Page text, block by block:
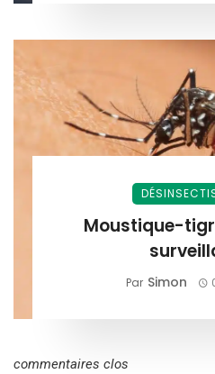
Moustique-
Par Simon
commentaires clos